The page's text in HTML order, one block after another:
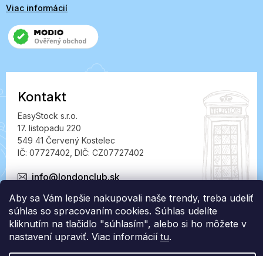
Aby sa Vám lepšie nakupovali naše trendy, treba udeliť
súhlas so spracovaním cookies. Súhlas udelíte
kliknutím na tlačidlo "súhlasím", alebo si ho môžete v
nastavení upraviť. Viac informácií tu.
Viac informácií
Kontakt
EasyStock s.r.o.
17. listopadu 220
549 41 Červený Kostelec
IČ: 07727402, DIČ: CZ07727402
info@londonclub.sk
Vytvoril Shoptet Premium